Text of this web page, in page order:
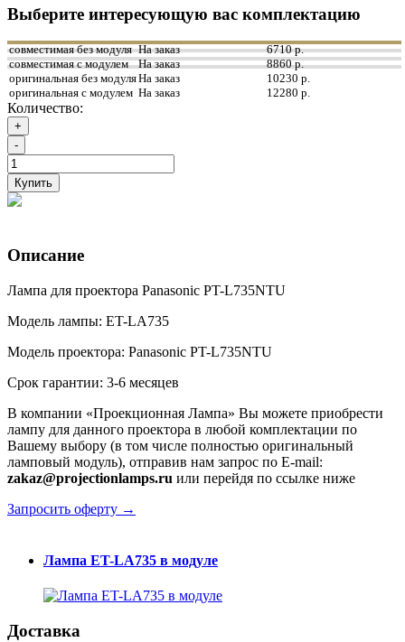
Выберите интересующую вас комплектацию
совместимая без модуля На заказ
6710 р.
совместимая с модулем
На заказ
8860 р.
оригинальная без модуляНа заказ
10230 р.
оригинальная с модулем На заказ 12280 р.
Количество:
+
-
Купить
Описание
Лампа для проектора Panasonic PT-L735NTU
Модель лампы: ET-LA735
Модель проектора: Panasonic PT-L735NTU
Срок гарантии: 3-6 месяцев
В компании «Проекционная Лампа» Вы можете приобрести
лампу для данного проектора в любой комплектации по
Вашему выбору (в том числе полностью оригинальный
ламповый модуль), отправив нам запрос по E-mail:
zakaz@projectionlamps.ru или перейдя по ссылке ниже
Запросить оферту →
Лампа ET-LA735 в модуле
Доставка